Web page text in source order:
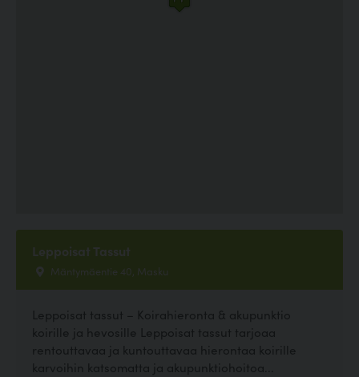
Leppoisat Tassut
Mäntymäentie 40, Masku
Leppoisat tassut – Koirahieronta & akupunktio
koirille ja hevosille Leppoisat tassut tarjoaa
rentouttavaa ja kuntouttavaa hierontaa koirille
karvoihin katsomatta ja akupunktiohoitoa...